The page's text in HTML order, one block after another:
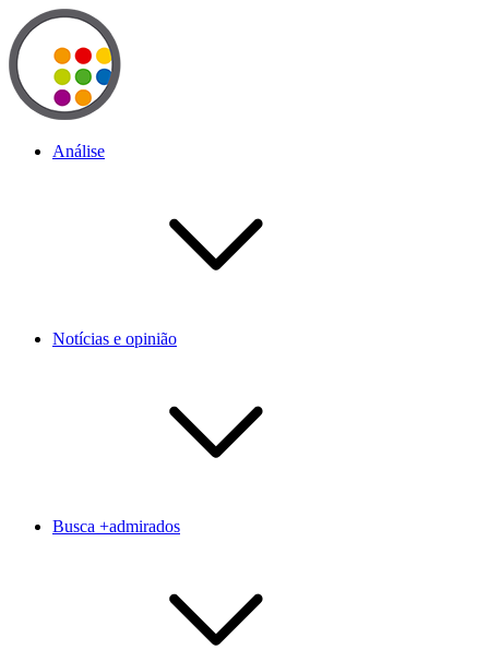
Análise
Notícias e opinião
Busca +admirados